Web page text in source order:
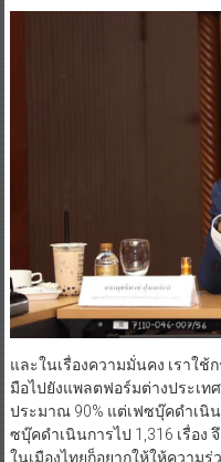
และในเรื่องความมั่นคง เราใ
มือไปยังแพลตฟอร์มต่างประเท
ประมาณ 90% แต่เฟซบุ๊คดำเนิน
ซบุ๊คดำเนินการไป 1,316 เรื่อง
ในเมืองไทยก็อยากให้ให้ความ